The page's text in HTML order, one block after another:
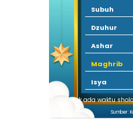
Subuh
Dzuhur
Ashar
Maghrib
Isya
Tidak ada waktu
Sumber: